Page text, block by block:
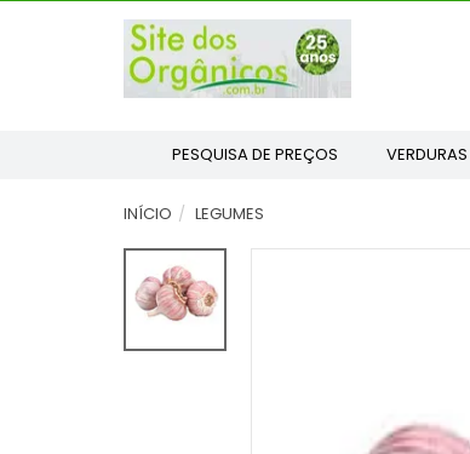
PESQUISA DE PREÇOS VERDURAS
INÍCIO LEGUMES